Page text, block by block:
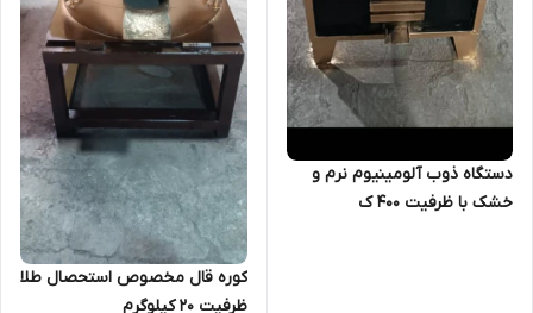
دستگاه ذوب آلومینیوم نرم و
خشک با ظرفیت ۴۰۰ ک
کوره قال مخصوص استحصال طلا
ظرفیت 20 کیلوگرم